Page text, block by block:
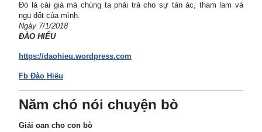
Đó là cái giá mà chúng ta phải trả cho sự tàn ác, tham lam và
ngu dốt của mình.
Ngày 7/1/2018
ĐÀO HIẾU
https://daohieu.wordpress.com
Fb Đào Hiếu
Năm chó nói chuyện bò
Giải oan cho con bò